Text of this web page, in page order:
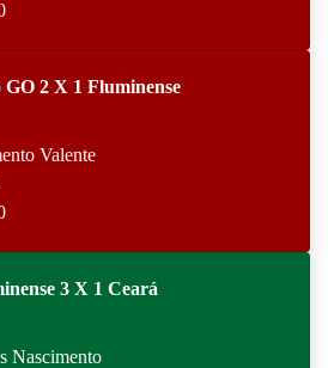
GO 2 X 1 Fluminense
Valente
3 X 1 Ceará
Nascimento